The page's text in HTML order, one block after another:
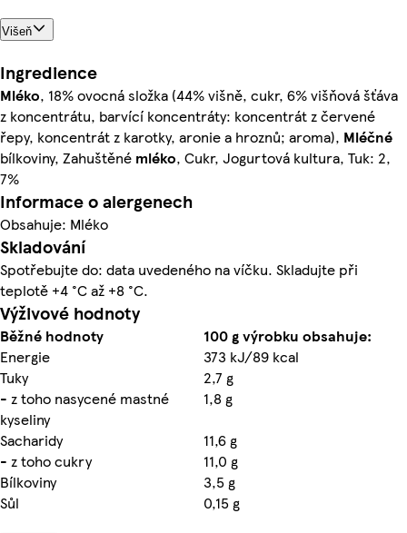
Višeň
Ingredience
Mléko, 18% ovocná složka (44% višně, cukr, 6% višňová šťáva
z koncentrátu, barvící koncentráty: koncentrát z červené
řepy, koncentrát z karotky, aronie a hroznů; aroma), Mléčné
bílkoviny, Zahuštěné mléko, Cukr, Jogurtová kultura, Tuk: 2,
7%
Informace o alergenech
Obsahuje: Mléko
Skladování
Spotřebujte do: data uvedeného na víčku. Skladujte při
teplotě +4 °C až +8 °C.
Výživové hodnoty
Běžné hodnoty
100 g výrobku obsahuje:
Energie
373 kJ/89 kcal
Tuky
2,7 g
- z toho nasycené mastné
kyseliny
1,8 g
Sacharidy
11,6 g
- z toho cukry
11,0 g
Bílkoviny
3,5 g
Sůl
0,15 g